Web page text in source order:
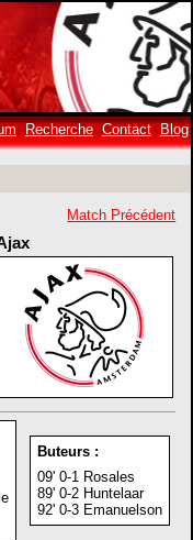
Recherche Contact Blog
Match Précédent
Buteurs :
09' 0-1 Rosales
89' 0-2 Huntelaar
92' 0-3 Emanuelson